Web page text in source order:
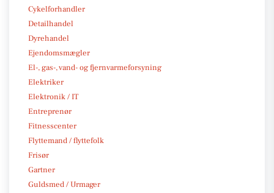
Cykelforhandler
Detailhandel
Dyrehandel
Ejendomsmægler
El-, gas-, vand- og fjernvarmeforsyning
Elektriker
Elektronik / IT
Entreprenør
Fitnesscenter
Flyttemand / flyttefolk
Frisør
Gartner
Guldsmed / Urmager